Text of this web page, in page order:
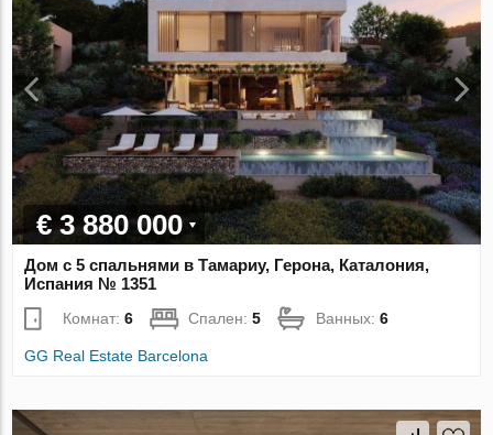
€ 3 880 000
Дом с 5 спальнями в Тамариу, Герона, Каталония,
Испания № 1351
Комнат:6 Спален:5 Ванных:6
GG Real Estate Barcelona